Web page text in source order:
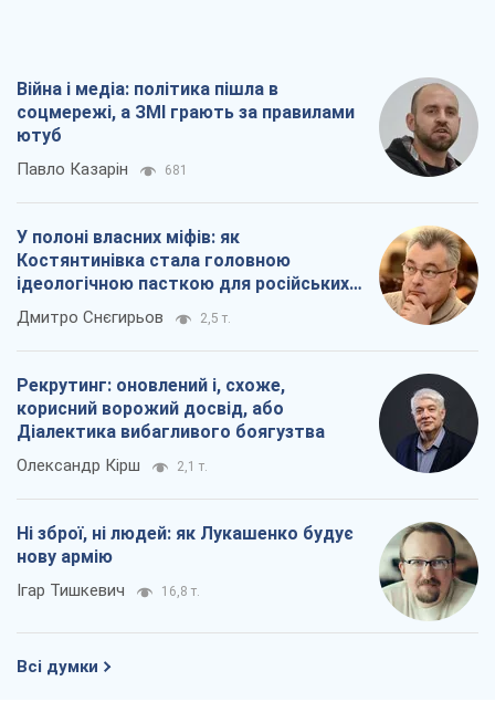
Війна і медіа: політика пішла в
соцмережі, а ЗМІ грають за правилами
ютуб
Павло Казарін 681
У полоні власних міфів: як
Костянтинівка стала головною
ідеологічною пасткою для російських
окупантів
Дмитро Снєгирьов 2,5 т.
Рекрутинг: оновлений і, схоже,
корисний ворожий досвід, або
Діалектика вибагливого боягузтва
Олександр Кірш 2,1 т.
Ні зброї, ні людей: як Лукашенко будує
нову армію
Ігар Тишкевич 16,8 т.
Всі думки